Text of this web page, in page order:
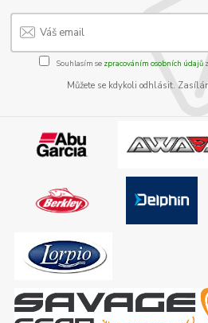
Souhlasím se zpracováním osobních údajů
Můžete se kdykoli odhlásit.